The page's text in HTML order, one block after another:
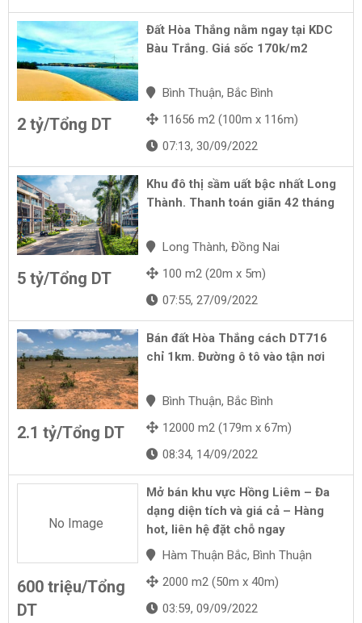
2 tỷ/Tổng DT
Đất Hòa Thắng nằm ngay tại KDC
Bàu Trắng. Giá sốc 170k/m2
Bình Thuận, Bắc Bình
11656 m2 (100m x 116m)
07:13, 30/09/2022
5 tỷ/Tổng DT
Khu đô thị sầm uất bậc nhất Long
Thành. Thanh toán giãn 42 tháng
Long Thành, Đồng Nai
100 m2 (20m x 5m)
07:55, 27/09/2022
2.1 tỷ/Tổng DT
Bán đất Hòa Thắng cách DT716
chỉ 1km. Đường ô tô vào tận nơi
Bình Thuận, Bắc Bình
12000 m2 (179m x 67m)
08:34, 14/09/2022
No Image
600 triệu/Tổng
DT
Mở bán khu vực Hồng Liêm – Đa
dạng diện tích và giá cả – Hàng
hot, liên hệ đặt chỗ ngay
Hàm Thuận Bắc, Bình Thuận
2000 m2 (50m x 40m)
03:59, 09/09/2022